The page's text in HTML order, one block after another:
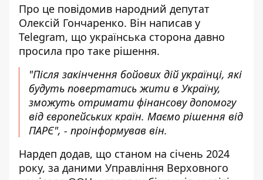
Про це повідомив народний депутат
Олексій Гончаренко. Він написав у
Telegram, що українська сторона давно
просила про таке рішення.
"Після закінчення бойових дій українці, які
будуть повертатись жити в Україну,
зможуть отримати фінансову допомогу
від європейських країн. Маємо рішення від
ПАРЄ", - проінформував він.
Нардеп додав, що станом на січень 2024
року, за даними Управління Верховного